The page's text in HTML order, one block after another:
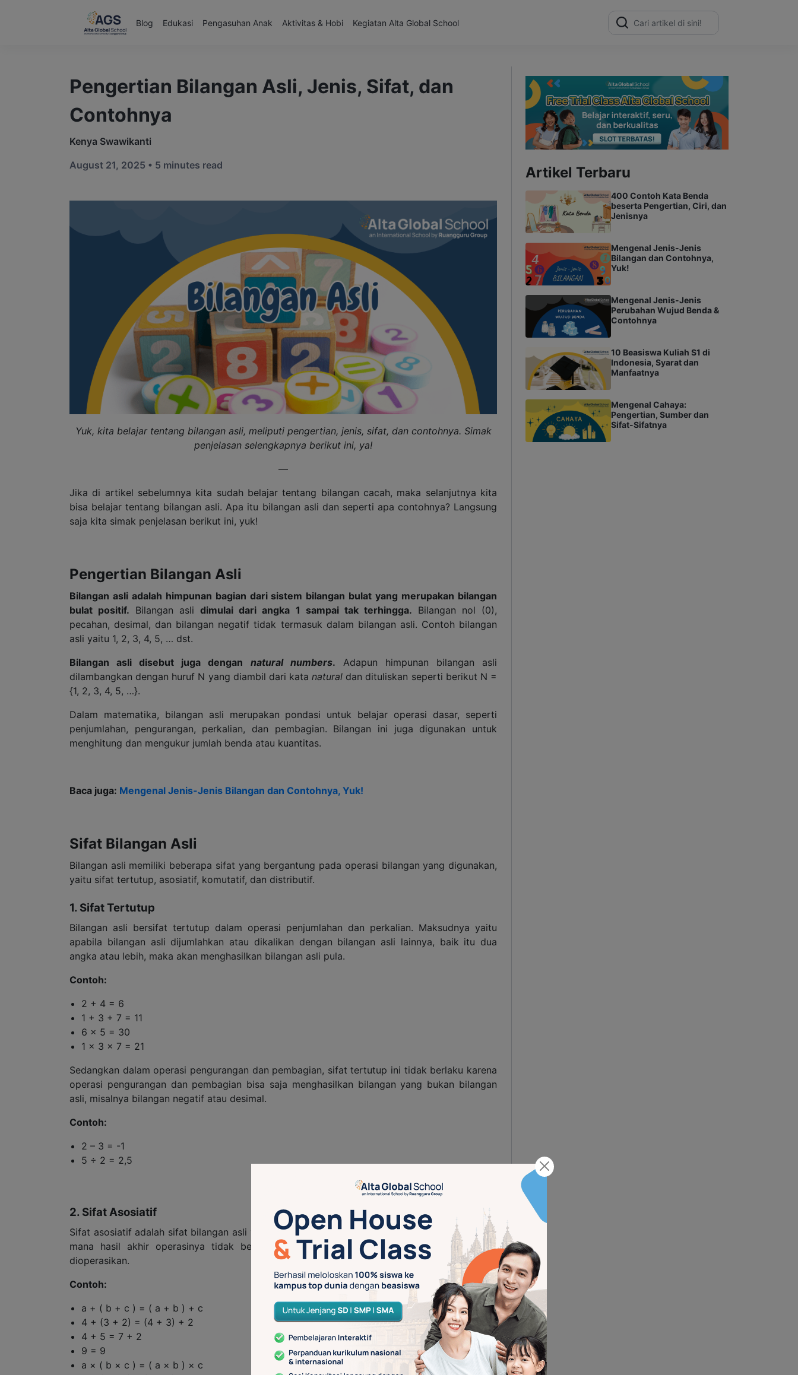
Blog Edukasi Pengasuhan Anak Aktivitas & Hobi Kegiatan Alta Global School
Pengertian Bilangan Asli, Jenis, Sifat, dan
Contohnya
Kenya Swawikanti
August 21, 2025 • 5 minutes read
Yuk, kita belajar tentang bilangan asli, meliputi pengertian, jenis, sifat, dan contohnya. Simak
penjelasan selengkapnya berikut ini, ya!
—
Jika di artikel sebelumnya kita sudah belajar tentang bilangan cacah, maka selanjutnya kita
bisa belajar tentang bilangan asli. Apa itu bilangan asli dan seperti apa contohnya? Langsung
saja kita simak penjelasan berikut ini, yuk!
Pengertian Bilangan Asli
Bilangan asli adalah himpunan bagian dari sistem bilangan bulat yang merupakan bilangan
bulat positif. Bilangan aslidimulai dari angka 1 sampai tak terhingga. Bilangan nol (0),
pecahan, desimal, dan bilangan negatif tidak termasuk dalam bilangan asli. Contoh bilangan
asli yaitu 1, 2, 3, 4, 5, … dst.
Bilangan asli disebut juga dengan natural numbers. Adapun himpunan bilangan asli
dilambangkan dengan huruf N yang diambil dari katanatural dan dituliskan seperti berikut N =
{1, 2, 3, 4, 5, …}.
Dalam matematika, bilangan asli merupakan pondasi untuk belajar operasi dasar, seperti
penjumlahan, pengurangan, perkalian, dan pembagian. Bilangan ini juga digunakan untuk
menghitung dan mengukur jumlah benda atau kuantitas.
Baca juga: Mengenal Jenis-Jenis Bilangan dan Contohnya, Yuk!
Sifat Bilangan Asli
Bilangan asli memiliki beberapa sifat yang bergantung pada operasi bilangan yang digunakan,
yaitu sifat tertutup, asosiatif, komutatif, dan distributif.
1. Sifat Tertutup
Bilangan asli bersifat tertutup dalam operasi penjumlahan dan perkalian. Maksudnya yaitu
apabila bilangan asli dijumlahkan atau dikalikan dengan bilangan asli lainnya, baik itu dua
angka atau lebih, maka akan menghasilkan bilangan asli pula.
Contoh:
2 + 4 = 6
1 + 3 + 7 = 11
6 × 5 = 30
1 × 3 × 7 = 21
Sedangkan dalam operasi pengurangan dan pembagian, sifat tertutup ini tidak berlaku karena
operasi pengurangan dan pembagian bisa saja menghasilkan bilangan yang bukan bilangan
asli, misalnya bilangan negatif atau desimal.
Contoh:
2 – 3 = -1
5 ÷ 2 = 2,5
2. Sifat Asosiatif
Sifat asosiatif adalah sifat bilangan asli yang terjadi pada operasi hitung 3 angka atau lebih di
mana hasil akhir operasinya tidak bergantung kepada pengelompokan dari angka yang
dioperasikan.
Contoh:
a + ( b + c ) = ( a + b ) + c
4 + (3 + 2) = (4 + 3) + 2
4 + 5 = 7 + 2
9 = 9
a × ( b × c ) = ( a × b ) × c
Artikel Terbaru
400 Contoh Kata Benda
beserta Pengertian, Ciri, dan
Jenisnya
Mengenal Jenis-Jenis
Bilangan dan Contohnya,
Yuk!
Mengenal Jenis-Jenis
Perubahan Wujud Benda &
Contohnya
10 Beasiswa Kuliah S1 di
Indonesia, Syarat dan
Manfaatnya
Mengenal Cahaya:
Pengertian, Sumber dan
Sifat-Sifatnya